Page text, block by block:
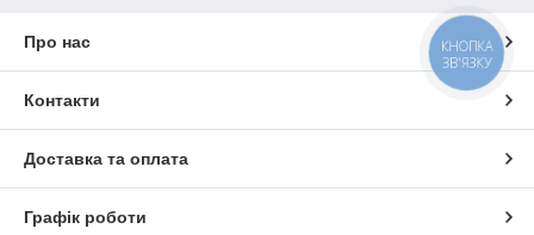
Про нас
Контакти
Доставка та оплата
Графік роботи
КНОПКА
ЗВ'ЯЗКУ